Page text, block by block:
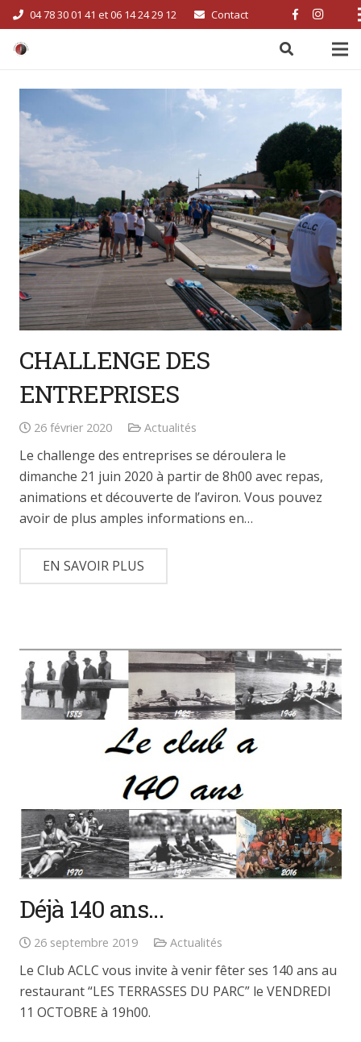
04 78 30 01 41 et 06 14 24 29 12 Contact
CHALLENGE DES
ENTREPRISES
26 février 2020 Actualités
Le challenge des entreprises se déroulera le
dimanche 21 juin 2020 à partir de 8h00 avec repas,
animations et découverte de l’aviron. Vous pouvez
avoir de plus amples informations en…
EN SAVOIR PLUS
Déjà 140 ans…
26 septembre 2019 Actualités
Le Club ACLC vous invite à venir fêter ses 140 ans au
restaurant “LES TERRASSES DU PARC” le VENDREDI
11 OCTOBRE à 19h00.